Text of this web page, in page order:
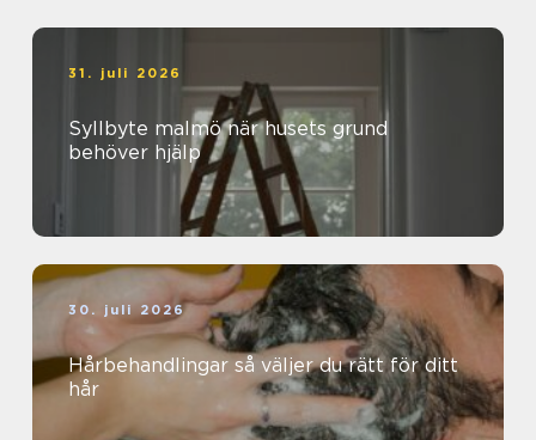
31. juli 2026
Syllbyte malmö när husets grund
behöver hjälp
30. juli 2026
Hårbehandlingar så väljer du rätt för ditt
hår